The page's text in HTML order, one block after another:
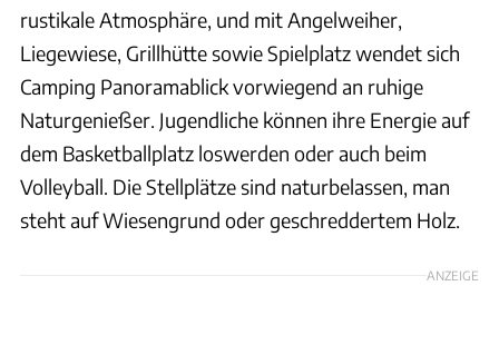
rustikale Atmosphäre, und mit Angelweiher,
Liegewiese, Grillhütte sowie Spielplatz wendet sich
Camping Panoramablick vorwiegend an ruhige
Naturgenießer. Jugendliche können ihre Energie auf
dem Basketballplatz loswerden oder auch beim
Volleyball. Die Stellplätze sind naturbelassen, man
steht auf Wiesengrund oder geschreddertem Holz.
ANZEIGE